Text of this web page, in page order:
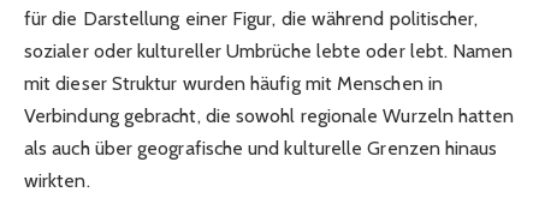
für die Darstellung einer Figur, die während politischer,
sozialer oder kultureller Umbrüche lebte oder lebt. Namen
mit dieser Struktur wurden häufig mit Menschen in
Verbindung gebracht, die sowohl regionale Wurzeln hatten
als auch über geografische und kulturelle Grenzen hinaus
wirkten.